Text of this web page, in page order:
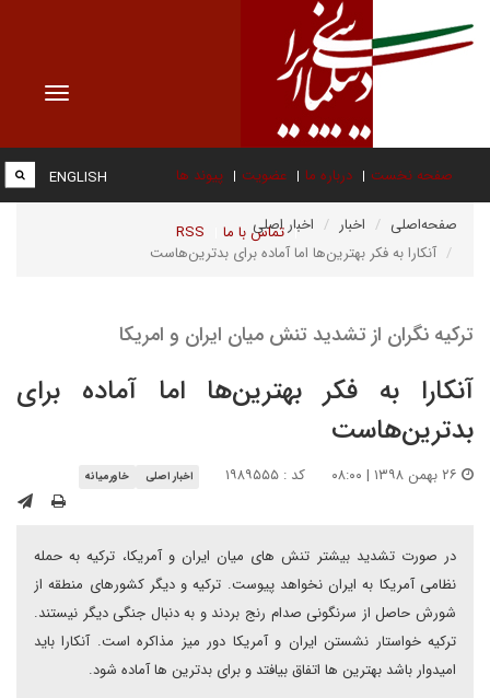
Toggle
صفحه نخست درباره ما عضویت پیوند ها
تماس با ما RSS
ENGLISH
صفحه‌اصلی اخبار
اخبار اصلی
آنکارا به فکر بهترین‌ها اما آماده برای بدترین‌هاست
ترکیه نگران از تشدید تنش میان ایران و امریکا
آنکارا به فکر بهترین‌ها اما آماده برای
بدترین‌هاست
کد : ۱۹۸۹۵۵۵ اخبار اصلی خاورمیانه
در صورت تشدید بیشتر تنش های میان ایران و آمریکا، ترکیه به حمله
نظامی آمریکا به ایران نخواهد پیوست. ترکیه و دیگر کشورهای منطقه از
شورش حاصل از سرنگونی صدام رنج بردند و به دنبال جنگی دیگر نیستند.
ترکیه خواستار نشستن ایران و آمریکا دور میز مذاکره است. آنکارا باید
امیدوار باشد بهترین ها اتفاق بیافتد و برای بدترین ها آماده شود.